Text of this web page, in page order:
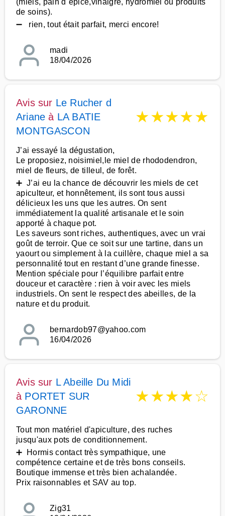
(miels, pain d´épice,vinaigre, hydromiel ou produits
de soins).
➖ rien, tout était parfait, merci encore!
madi
18/04/2026
Avis sur Le Rucher d
Ariane à LA BATIE
MONTGASCON
★★★★★
J’ai essayé la dégustation,
Le proposiez, noisimiel,le miel de rhododendron,
miel de fleurs, de tilleul, de forêt.
➕ J’ai eu la chance de découvrir les miels de cet
apiculteur, et honnêtement, ils sont tous aussi
délicieux les uns que les autres. On sent
immédiatement la qualité artisanale et le soin
apporté à chaque pot.
Les saveurs sont riches, authentiques, avec un vrai
goût de terroir. Que ce soit sur une tartine, dans un
yaourt ou simplement à la cuillère, chaque miel a sa
personnalité tout en restant d’une grande finesse.
Mention spéciale pour l’équilibre parfait entre
douceur et caractère : rien à voir avec les miels
industriels. On sent le respect des abeilles, de la
nature et du produit.
bernardob97@yahoo.com
16/04/2026
Avis sur L Abeille Du Midi
à PORTET SUR
GARONNE
★★★★☆
Tout mon matériel d'apiculture, des ruches
jusqu'aux pots de conditionnement.
➕ Hormis contact très sympathique, une
compétence certaine et de très bons conseils.
Boutique immense et très bien achalandée.
Prix raisonnables et SAV au top.
Zig31